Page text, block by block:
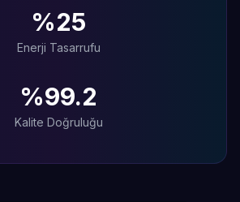
%25
Enerji Tasarrufu
%99.2
Kalite Doğruluğu